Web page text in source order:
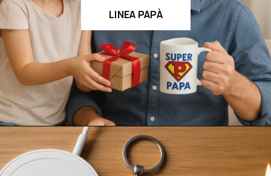
LINEA PAPÀ